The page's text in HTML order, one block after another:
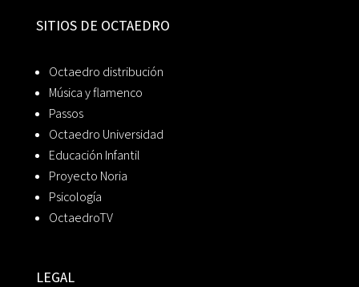
SITIOS DE OCTAEDRO
Octaedro distribución
Música y flamenco
Passos
Octaedro Universidad
Educación Infantil
Proyecto Noria
Psicología
OctaedroTV
LEGAL